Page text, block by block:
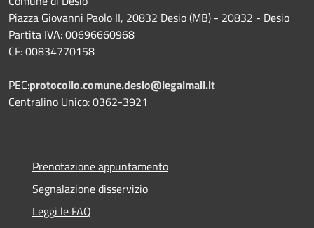
Piazza Giovanni Paolo II, 20832 Desio (MB) - 20832 - Desio
Partita IVA: 00696660968
CF: 00834770158
PEC:protocollo.comune.desio@legalmail.it
Centralino Unico: 0362-3921
Prenotazione appuntamento
Segnalazione disservizio
Leggi le FAQ